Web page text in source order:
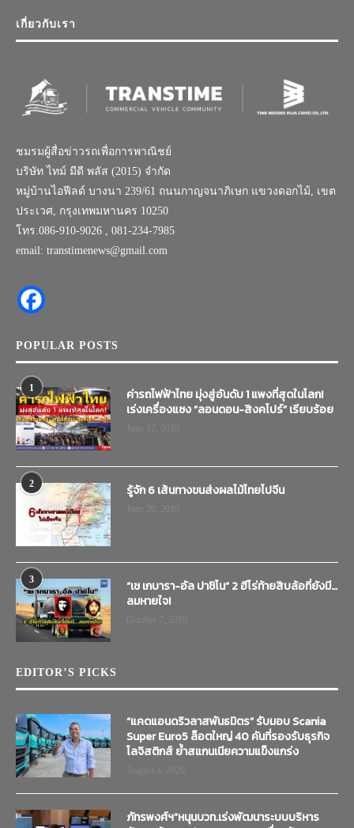
เกี่ยวกับเรา
ชมรมผู้สื่อข่าวรถเพื่อการพาณิชย์
บริษัท ไทม์ มีดี พลัส (2015) จำกัด
หมู่บ้านไอฟีลด์ บางนา 239/61 ถนนกาญจนาภิเษก แขวงดอกไม้, เขต
ประเวศ, กรุงเทพมหานคร 10250
โทร.086-910-9026 , 081-234-7985
email: transtimenews@gmail.com
POPULAR POSTS
1
ค่ารถไฟฟ้าไทย มุ่งสู่อันดับ 1 แพงที่สุดในโลก!
เร่งเครื่องแซง “ลอนดอน-สิงคโปร์” เรียบร้อย
2 รู้จัก 6 เส้นทางขนส่งผลไม้ไทยไปจีน
3
“เช เกบารา-อัล ปาชิโน” 2 ฮีโร่ท้ายสิบล้อที่ยังมี…
ลมหายใจ!
EDITOR’S PICKS
“แคดแอนดริวลาสพันธมิตร” รับมอบ Scania
Super Euro5 ล็อตใหญ่ 40 คันที่รองรับธุรกิจ
โลจิสติกส์ ย้ำสแกนเนียความแข็งแกร่ง
ภัทรพงศ์ฯ”หนุนบวท.เร่งพัฒนาระบบบริหาร